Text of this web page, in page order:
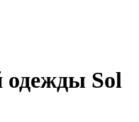
одежды Sol